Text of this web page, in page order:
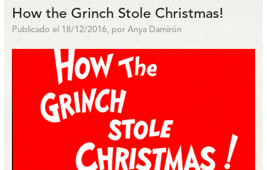
How the Grinch Stole Christmas!
Publicado el 18/12/2016, por Anya Damirón